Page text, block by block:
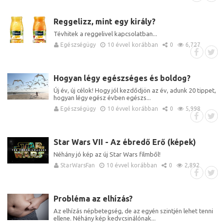
Reggelizz, mint egy király?
Tévhitek a reggelivel kapcsolatban...
Egészségügy 10 évvel korábban 0 6,727
Hogyan légy egészséges és boldog?
Új év, új célok! Hogy jól kezdődjön az év, adunk 20 tippet,
hogyan légy egész évben egészs...
Egészségügy 10 évvel korábban 0 5,998
Star Wars VII - Az ébredő Erő (képek)
Néhány jó kép az új Star Wars filmből!
StarWarsFan 10 évvel korábban 0 2,892
Probléma az elhízás?
Az elhízás népbetegség, de az egyén szintjén lehet tenni
ellene. Néhány kép kedvcsinálónak...